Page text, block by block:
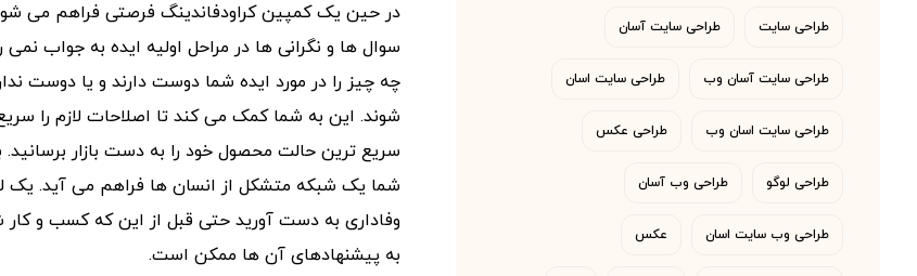
در حین یک کمپین کراودفاندینگ فرصتی فراهم می شود
سوال ها و نگرانی ها در مراحل اولیه ایده به جواب
چه چیز را در مورد ایده شما دوست دارند و یا دوست
شوند. این به شما کمک می کند تا اصلاحات لازم را
سریع ترین حالت محصول خود را به دست بازار برسانید.
شما یک شبکه متشکل از انسان ها فراهم می آید. یک
وفاداری به دست آورید حتی قبل از این که کسب و
به پیشنهادهای آن ها ممکن است.
طراحی سایت طراحی سایت آسان
طراحی سایت آسان وب طراحی سایت اسان
طراحی سایت اسان وب طراحی عکس
طراحی لوگو طراحی وب آسان
طراحی وب سایت اسان عکس